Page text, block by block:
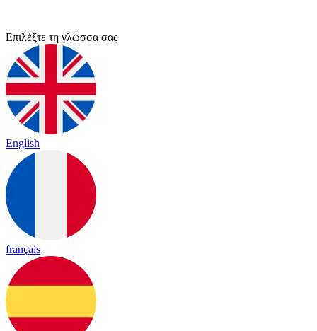
Επιλέξτε τη γλώσσα σας
English
français